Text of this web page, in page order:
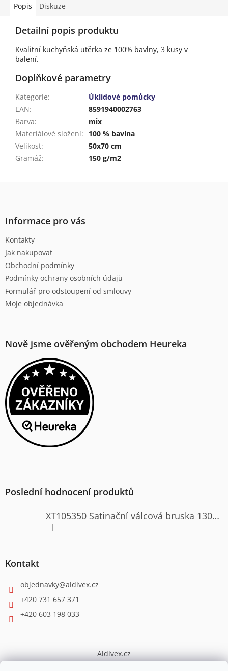
Popis Diskuze
Detailní popis produktu
Kvalitní kuchyňská utěrka ze 100% bavlny, 3 kusy v
balení.
Doplňkové parametry
Kategorie:
Úklidové pomůcky
EAN:
8591940002763
Barva:
mix
Materiálové složení:
100 % bavlna
Velikost:
50x70 cm
Gramáž: 150 g/m2
Informace pro vás
Kontakty
Jak nakupovat
Obchodní podmínky
Podmínky ochrany osobních údajů
Formulář pro odstoupení od smlouvy
Moje objednávka
Nově jsme ověřeným obchodem Heureka
Poslední hodnocení produktů
XT105350 Satinační válcová bruska 1300W
Hodnocení produktu je 4 z 5 hvězdiček.
|
Kontakt
objednavky@aldivex.cz
+420 731 657 371
+420 603 198 033
Aldivex.cz